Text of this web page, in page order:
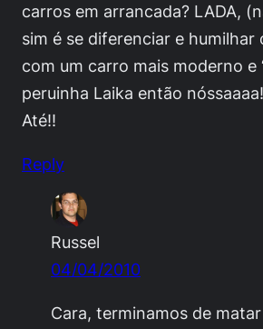
carros em arrancada? LADA,
sim é se diferenciar e
com um carro mais moderno e
peruinha Laika então
Até!!
Reply
Russel
04/04/2010
Cara, terminamos de